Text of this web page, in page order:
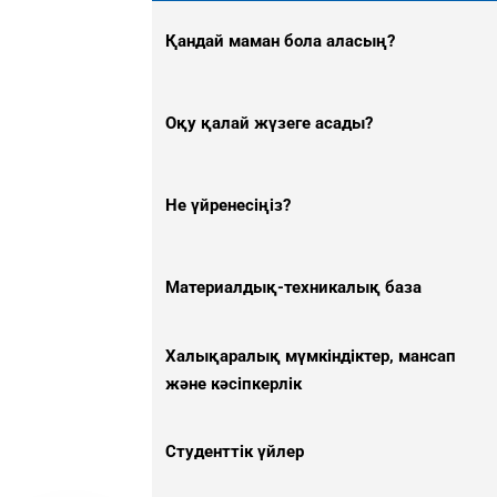
Қандай маман бола аласың?
Оқу қалай жүзеге асады?
Не үйренесіңіз?
Материалдық-техникалық база
Халықаралық мүмкіндіктер, мансап
және кәсіпкерлік
Студенттік үйлер